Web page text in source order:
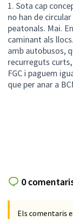
1. Sota cap
no han de
peatonals. Mai.
caminant als
amb autobusos,
recurreguts
FGC i paguem
que per anar a
0
Els comentaris